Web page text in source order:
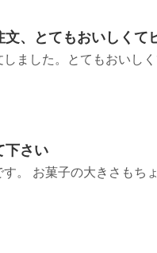
、とてもおいしくて
ました。とてもおいし
海道IM
下さい
。 お菓子の大きさもち
て下さい。